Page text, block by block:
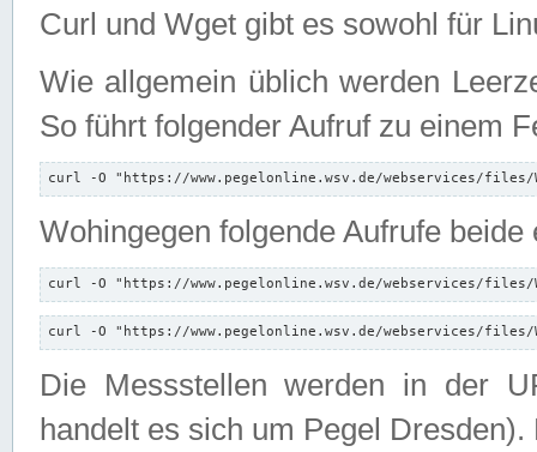
Curl und Wget gibt es sowohl für
Wie allgemein üblich werden
So führt folgender Aufruf zu einem
curl -O "https://www.pegelonline.wsv.de/webservices/files/
Wohingegen folgende Aufrufe beide
curl -O "https://www.pegelonline.wsv.de/webservices/files/
curl -O "https://www.pegelonline.wsv.de/webservices/files/
Die Messstellen werden in der
handelt es sich um Pegel